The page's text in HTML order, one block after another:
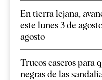
En tierra lejana,
este lunes 3 de
agosto
Trucos caseros para
negras de las